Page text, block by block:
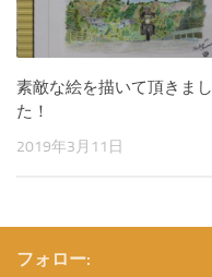
素敵な絵を描いて頂きまし
た！
2019年3月11日
フォロー: